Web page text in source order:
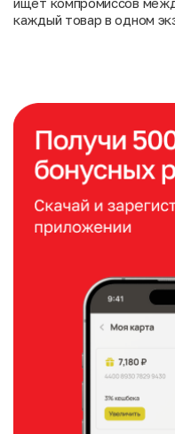
каждый товар в одном